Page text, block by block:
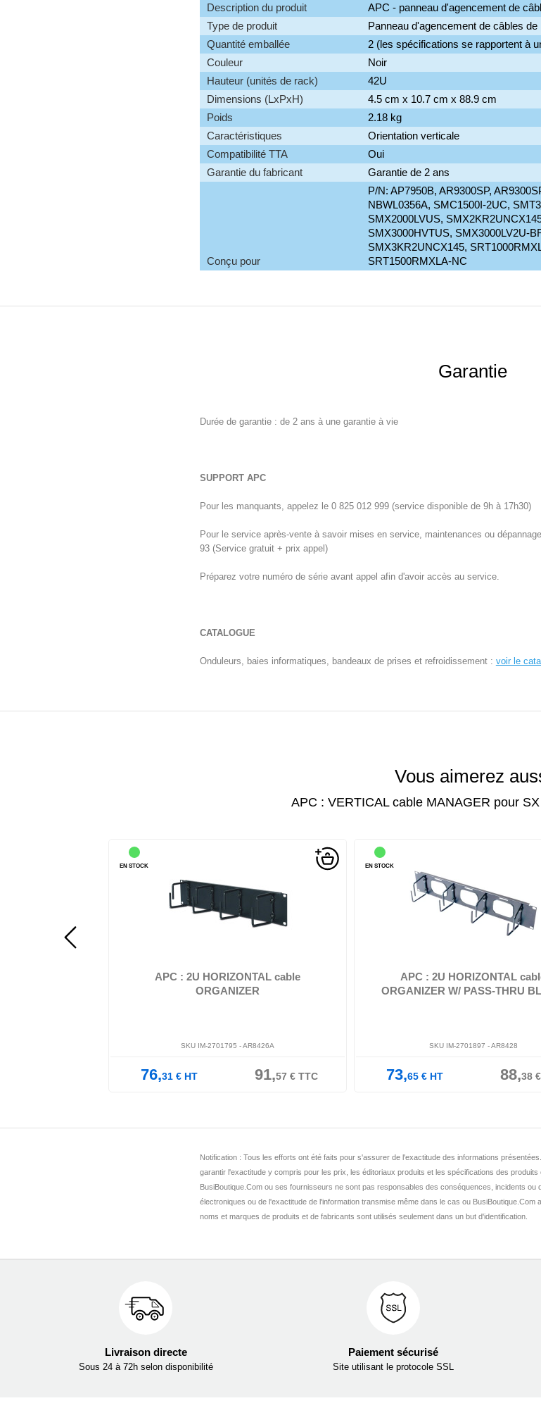
Description du produit
APC - panneau d'agencement de
Type de produit
Panneau d'agencement de câbles de
Quantité emballée
2 (les spécifications se rapportent à
Couleur
Noir
Hauteur (unités de rack)
42U
Dimensions (LxPxH)
4.5 cm x 10.7 cm x 88.9 cm
Poids
2.18 kg
Caractéristiques
Orientation verticale
Compatibilité TTA
Oui
Garantie du fabricant
Garantie de 2 ans
Conçu pour
P/N: AP7950B, AR9300SP,
NBWL0356A, SMC1500I-2UC,
SMX2000LVUS,
SMX3000HVTUS, SMX3000LV2U-
SMX3KR2UNCX145,
SRT1500RMXLA-NC
Garantie
Durée de garantie : de 2 ans à une garantie à vie
SUPPORT APC
Pour les manquants, appelez le 0 825 012 999 (service disponible de 9h à 17h30)
Pour le service après-vente à savoir mises en service, maintenances ou
93 (Service gratuit + prix appel)
Préparez votre numéro de série avant appel afin d'avoir accès au service.
CATALOGUE
Onduleurs, baies informatiques, bandeaux de prises et refroidissement : voir le
Vous aimerez
APC : VERTICAL cable MANAGER pour
APC : 2U HORIZONTAL cable
ORGANIZER
SKU IM-2701795 -AR8426A
76,31 € HT 91,57 € TTC
EN STOCK
APC - Guide pour câbles - noir - 2U - pour NetShelter EP;
NetShelter ES; NetShe...
APC : 2U HORIZONTAL
ORGANIZER W/ PASS-THRU
SKU IM-2701897 -AR8428
73,65 € HT 88,38 €
EN STOCK
APC - Guide pour câbles - noir - 2U - pour
NetShelter ES; NetShe...
Notification : Tous les efforts ont été faits pour s'assurer de l'exactitude des informations
garantir l'exactitude y compris pour les prix, les éditoriaux produits et les spécifications des
BusiBoutique.Com ou ses fournisseurs ne sont pas responsables des conséquences, incidents
électroniques ou de l'exactitude de l'information transmise même dans le cas ou
noms et marques de produits et de fabricants sont utilisés seulement dans un but d'identification.
Livraison directe
Sous 24 à 72h selon disponibilité
Paiement sécurisé
Site utilisant le protocole SSL